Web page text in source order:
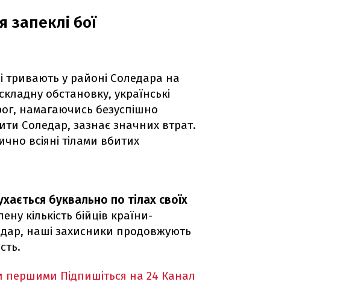
запеклі бої
тривають у районі Соледара на
обстановку, українські
намагаючись безуспішно
Соледар, зазнає значних втрат.
всіяні тілами вбитих
буквально по тілах своїх
кількість бійців країни-
наші захисники продовжують
першими Підпишіться на 24 Канал